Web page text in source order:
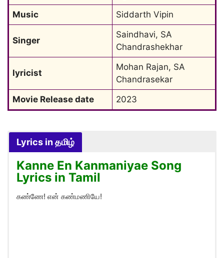
Music
Siddarth Vipin
Singer
Saindhavi, SA
Chandrashekhar
lyricist
Mohan Rajan, SA
Chandrasekar
Movie Release date
2023
Lyrics in தமிழ்
Kanne En Kanmaniyae Song
Lyrics in Tamil
கண்ணே! என் கண்மணியே!